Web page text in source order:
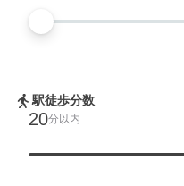
駅徒歩分数
20分以内